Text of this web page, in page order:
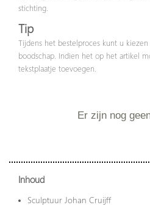
stichting.
Tip
Tijdens het bestelproces kunt u
boodschap. Indien het op het artikel
tekstplaatje toevoegen.
Er zijn nog
Inhoud
Sculptuur Johan Cruijff